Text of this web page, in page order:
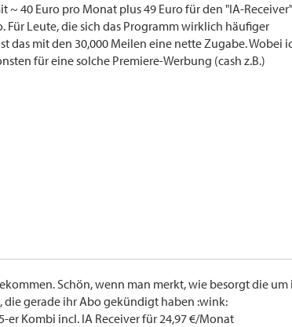
~ 40 Euro pro Monat plus 49 Euro für den "IA-Receiver"
Für Leute, die sich das Programm wirklich häufiger
das mit den 30,000 Meilen eine nette Zugabe. Wobei
für eine solche Premiere-Werbung (cash z.B.)
Schön, wenn man merkt, wie besorgt die um
die gerade ihr Abo gekündigt haben :wink:
er Kombi incl. IA Receiver für 24,97 €/Monat